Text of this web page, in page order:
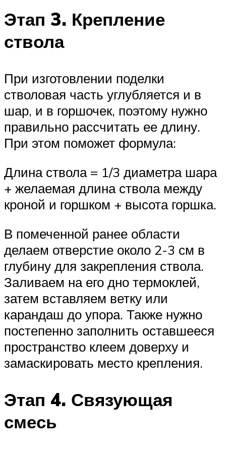
Этап 3. Крепление
ствола
При изготовлении поделки
стволовая часть углубляется и в
шар, и в горшочек, поэтому нужно
правильно рассчитать ее длину.
При этом поможет формула:
Длина ствола = 1/3 диаметра шара
+ желаемая длина ствола между
кроной и горшком + высота горшка.
В помеченной ранее области
делаем отверстие около 2-3 см в
глубину для закрепления ствола.
Заливаем на его дно термоклей,
затем вставляем ветку или
карандаш до упора. Также нужно
постепенно заполнить оставшееся
пространство клеем доверху и
замаскировать место крепления.
Этап 4. Связующая
смесь